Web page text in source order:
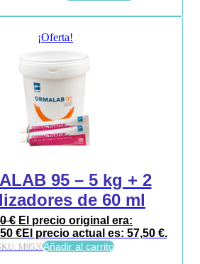
¡Oferta!
95 – 5 kg + 2
de 60 ml
€ El precio original era:
€El precio actual es: 57,50 €.
M9520Añadir al carrito